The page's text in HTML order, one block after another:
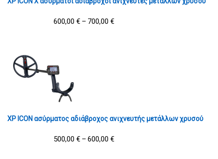
600,00 € – 700,00 €
XP ICON ασύρματος αδιάβροχος ανιχνευτής μετάλλων χρυσού
500,00 € – 600,00 €